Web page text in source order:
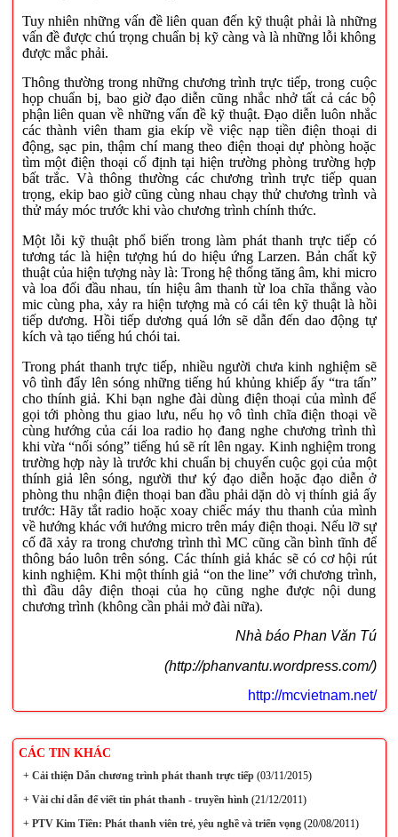
Tuy nhiên những vấn đề liên quan đến kỹ thuật phải là những
vấn đề được chú trọng chuẩn bị kỹ càng và là những lỗi không
được mắc phải.
Thông thường trong những chương trình trực tiếp, trong cuộc
họp chuẩn bị, bao giờ đạo diễn cũng nhắc nhở tất cả các bộ
phận liên quan về những vấn đề kỹ thuật. Đạo diễn luôn nhắc
các thành viên tham gia ekíp về việc nạp tiền điện thoại di
động, sạc pin, thậm chí mang theo điện thoại dự phòng hoặc
tìm một điện thoại cố định tại hiện trường phòng trường hợp
bất trắc. Và thông thường các chương trình trực tiếp quan
trọng, ekip bao giờ cũng cùng nhau chạy thử chương trình và
thử máy móc trước khi vào chương trình chính thức.
Một lỗi kỹ thuật phổ biến trong làm phát thanh trực tiếp có
tương tác là hiện tượng hú do hiệu ứng Larzen. Bản chất kỹ
thuật của hiện tượng này là: Trong hệ thống tăng âm, khi micro
và loa đối đầu nhau, tín hiệu âm thanh từ loa chĩa thẳng vào
mic cùng pha, xảy ra hiện tượng mà có cái tên kỹ thuật là hồi
tiếp dương. Hồi tiếp dương quá lớn sẽ dẫn đến dao động tự
kích và tạo tiếng hú chói tai.
Trong phát thanh trực tiếp, nhiều người chưa kinh nghiệm sẽ
vô tình đẩy lên sóng những tiếng hú khủng khiếp ấy “tra tấn”
cho thính giả. Khi bạn nghe đài dùng điện thoại của mình để
gọi tới phòng thu giao lưu, nếu họ vô tình chĩa điện thoại về
cùng hướng của cái loa radio họ đang nghe chương trình thì
khi vừa “nối sóng” tiếng hú sẽ rít lên ngay. Kinh nghiệm trong
trường hợp này là trước khi chuẩn bị chuyển cuộc gọi của một
thính giả lên sóng, người thư ký đạo diễn hoặc đạo diễn ở
phòng thu nhận điện thoại ban đầu phải dặn dò vị thính giả ấy
trước: Hãy tắt radio hoặc xoay chiếc máy thu thanh của mình
về hướng khác với hướng micro trên máy điện thoại. Nếu lỡ sự
cố đã xảy ra trong chương trình thì MC cũng cần bình tĩnh để
thông báo luôn trên sóng. Các thính giả khác sẽ có cơ hội rút
kinh nghiệm. Khi một thính giả “on the line” với chương trình,
thì đầu dây điện thoại của họ cũng nghe được nội dung
chương trình (không cần phải mở đài nữa).
Nhà báo Phan Văn Tú
(http://phanvantu.wordpress.com/)
http://mcvietnam.net/
CÁC TIN KHÁC
+Cải thiện Dẫn chương trình phát thanh trực tiếp(03/11/2015)
+Vài chỉ dẫn để viết tin phát thanh - truyền hình(21/12/2011)
+PTV Kim Tiền: Phát thanh viên trẻ, yêu nghề và triển vọng(20/08/2011)